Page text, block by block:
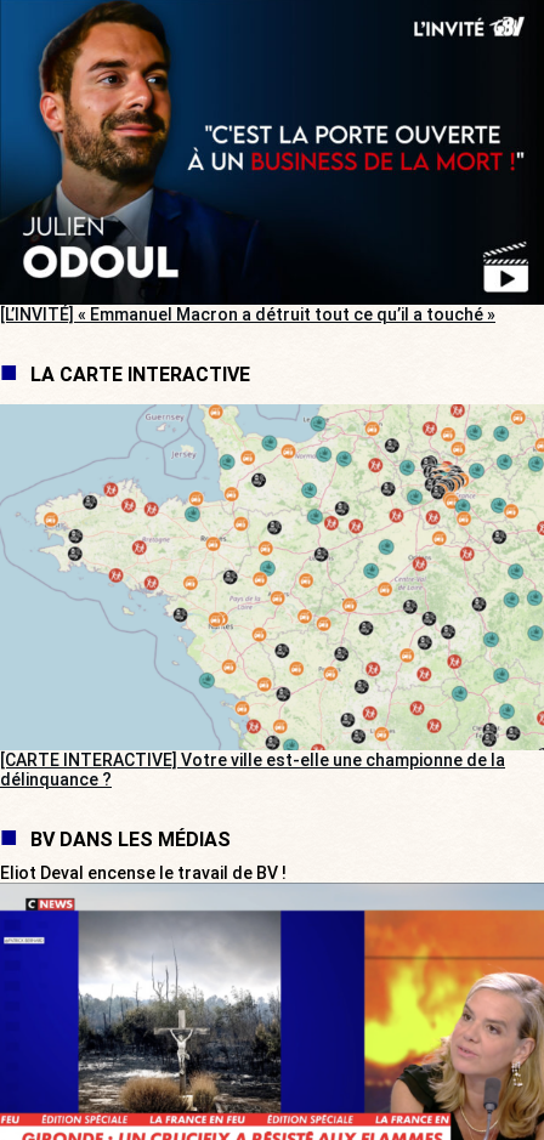
[L’INVITÉ] « Emmanuel Macron a détruit tout ce qu’il a touché »
LA CARTE INTERACTIVE
[CARTE INTERACTIVE] Votre ville est-elle une championne de la
délinquance ?
BV DANS LES MÉDIAS
Eliot Deval encense le travail de BV !